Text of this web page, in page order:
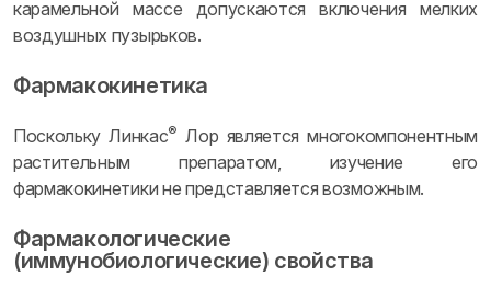
карамельной массе допускаются включения мелких
воздушных пузырьков.
Фармакокинетика
Поскольку Линкас® Лор является многокомпонентным
растительным препаратом, изучение его
фармакокинетики не представляется возможным.
Фармакологические
(иммунобиологические) свойства